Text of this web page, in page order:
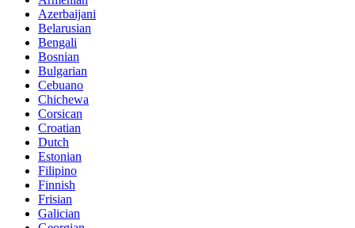
Azerbaijani
Belarusian
Bengali
Bosnian
Bulgarian
Cebuano
Chichewa
Corsican
Croatian
Dutch
Estonian
Filipino
Finnish
Frisian
Galician